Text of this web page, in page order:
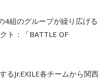
4組のグループが繰り広げる
ト：「BATTLE OF
るJr.EXILE各チームから関西